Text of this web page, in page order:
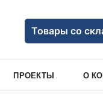
Товары со
ПРОЕКТЫ О